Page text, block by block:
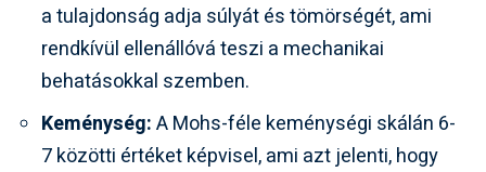
a tulajdonság adja súlyát és tömörségét, ami
rendkívül ellenállóvá teszi a mechanikai
behatásokkal szemben.
Keménység:A Mohs-féle keménységi skálán 6-
7 közötti értéket képvisel, ami azt jelenti, hogy